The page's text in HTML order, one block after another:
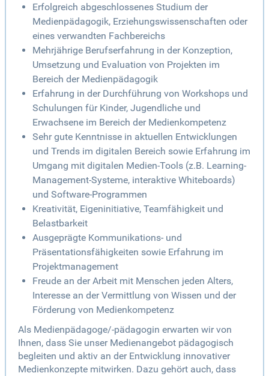
Erfolgreich abgeschlossenes Studium der
Medienpädagogik, Erziehungswissenschaften oder
eines verwandten Fachbereichs
Mehrjährige Berufserfahrung in der Konzeption,
Umsetzung und Evaluation von Projekten im
Bereich der Medienpädagogik
Erfahrung in der Durchführung von Workshops und
Schulungen für Kinder, Jugendliche und
Erwachsene im Bereich der Medienkompetenz
Sehr gute Kenntnisse in aktuellen Entwicklungen
und Trends im digitalen Bereich sowie Erfahrung im
Umgang mit digitalen Medien-Tools (z.B. Learning-
Management-Systeme, interaktive Whiteboards)
und Software-Programmen
Kreativität, Eigeninitiative, Teamfähigkeit und
Belastbarkeit
Ausgeprägte Kommunikations- und
Präsentationsfähigkeiten sowie Erfahrung im
Projektmanagement
Freude an der Arbeit mit Menschen jeden Alters,
Interesse an der Vermittlung von Wissen und der
Förderung von Medienkompetenz
Als Medienpädagoge/-pädagogin erwarten wir von
Ihnen, dass Sie unser Medienangebot pädagogisch
begleiten und aktiv an der Entwicklung innovativer
Medienkonzepte mitwirken. Dazu gehört auch, dass